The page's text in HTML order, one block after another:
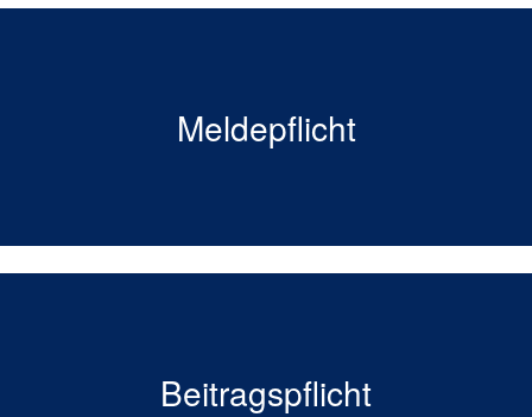
Meldepflicht
Wann muss ich melden?
Beitragspflicht
Welche Beiträge muss ich zahlen?